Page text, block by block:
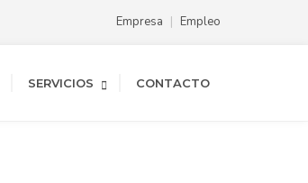
Empresa Empleo
SERVICIOS CONTACTO